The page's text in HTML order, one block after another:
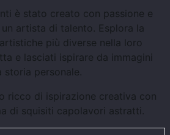
è stato creato con passione e
artista di talento. Esplora la
più diverse nella loro
e lasciati ispirare da immagini
storia personale.
ricco di ispirazione creativa con
di squisiti capolavori astratti.